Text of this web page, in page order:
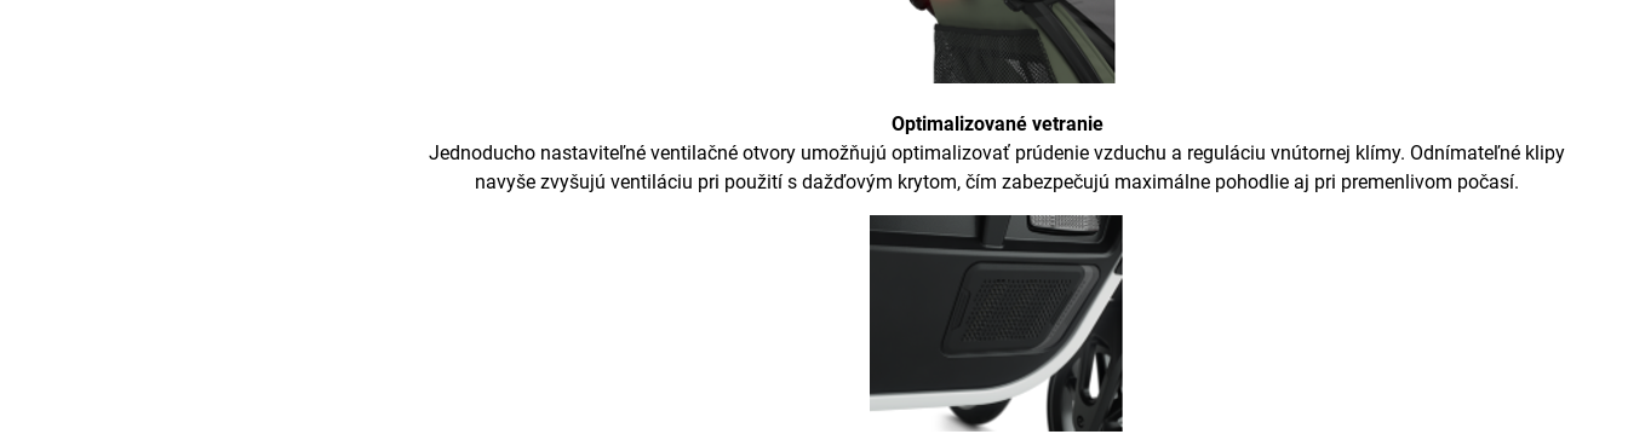
Optimalizované vetranie
Jednoducho nastaviteľné ventilačné otvory umožňujú optimalizovať prúdenie vzduchu a reguláciu vnútornej klímy. Odnímateľné klipy
navyše zvyšujú ventiláciu pri použití s dažďovým krytom, čím zabezpečujú maximálne pohodlie aj pri premenlivom počasí.